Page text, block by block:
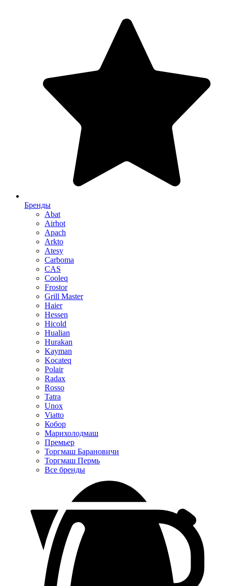
Бренды
Abat
Airhot
Apach
Arkto
Atesy
Carboma
CAS
Cooleq
Frostor
Grill Master
Haier
Hessen
Hicold
Hualian
Hurakan
Kayman
Kocateq
Polair
Radax
Rosso
Tatra
Unox
Viatto
Кобор
Марихолодмаш
Премьер
Торгмаш Барановичи
Торгмаш Пермь
Все бренды